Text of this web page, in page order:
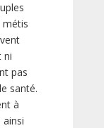
métis
ni
pas
santé.
à
ainsi